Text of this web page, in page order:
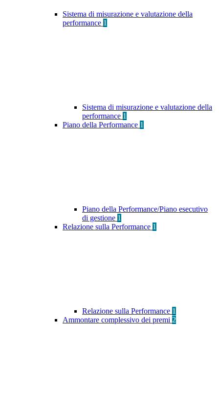
Sistema di misurazione e valutazione della
performance 1
Sistema di misurazione e valutazione della
performance 1
Piano della Performance 1
Piano della Performance/Piano esecutivo
di gestione 1
Relazione sulla Performance 1
Relazione sulla Performance 1
Ammontare complessivo dei premi 2